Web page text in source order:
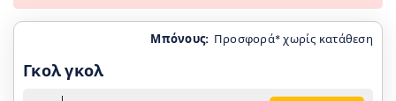
Μπόνους: Προσφορά* χωρίς κατάθεση
Γκολ γκολ